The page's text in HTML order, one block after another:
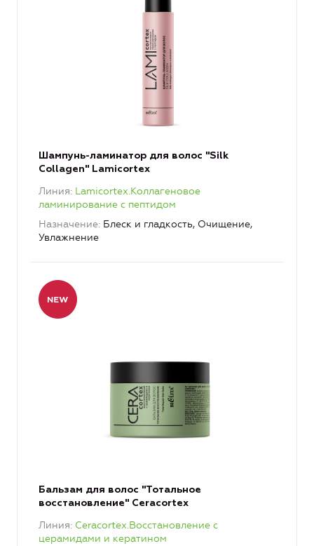
Шампунь-ламинатор для волос "Silk
Collagen" Lamicortex
Линия Lamicortex.Коллагеновое
ламинирование с пептидом
Назначение Блеск и гладкость, Очищение,
Увлажнение
Бальзам для волос "Тотальное
восстановление" Ceracortex
Линия Ceracortex.Восстановление с
церамидами и кератином